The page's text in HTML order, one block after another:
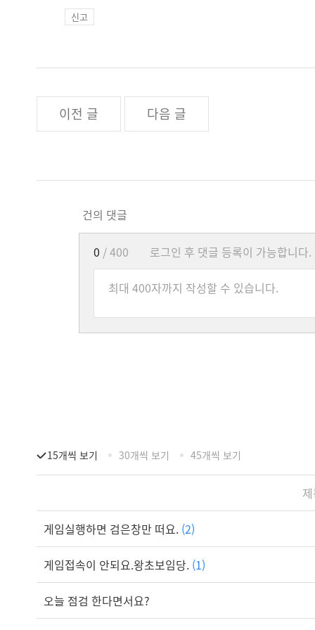
신고
이전 글 다음 글
건의 댓글
로그인 후 댓글 등록이 가능합니다.
0 / 400
15개씩 보기 30개씩 보기 45개씩 보기
게임실행하면 검은창만 떠요. (2)
게임접속이 안되요.왕초보임당. (1)
오늘 점검 한다면서요?